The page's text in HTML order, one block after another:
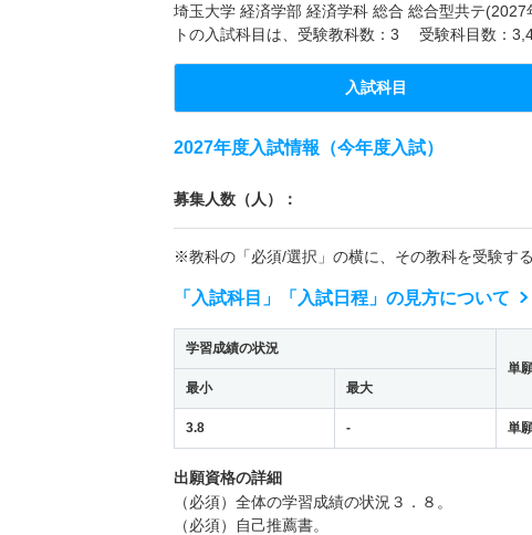
埼玉大学 経済学部 経済学科 総合 総合型共テ
トの入試科目は、受験教科数：3 受験科目数：3,4
入試科目
2027年度入試情報（今年度入試）
募集人数（人）：
※教科の「必須/選択」の横に、その教科を受験す
「入試科目」「入試日程」の見方について
学習成績の状況
単
最小
最大
3.8 - 単
出願資格の詳細
（必須）全体の学習成績の状況３．８。
（必須）自己推薦書。